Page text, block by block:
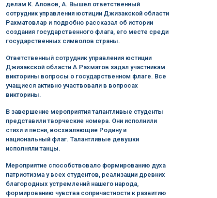
делам К. Аловов, А. Вышел ответственный
сотрудник управления юстиции Джизакской области
Рахматовлар и подробно рассказал об истории
создания государственного флага, его месте среди
государственных символов страны.
Ответственный сотрудник управления юстиции
Джизакской области А.Рахматов задал участникам
викторины вопросы о государственном флаге. Все
учащиеся активно участвовали в вопросах
викторины.
В завершение мероприятия талантливые студенты
представили творческие номера. Они исполнили
стихи и песни, восхваляющие Родину и
национальный флаг. Талантливые девушки
исполняли танцы.
Мероприятие способствовало формированию духа
патриотизма у всех студентов, реализации древних
благородных устремлений нашего народа,
формированию чувства сопричастности к развитию